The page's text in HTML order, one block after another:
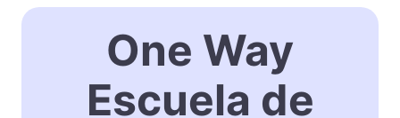
One Way
Escuela de